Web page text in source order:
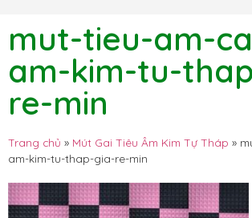
mut-tieu-am-
am-kim-tu-
re-min
Trang chủ » Mút Gai Tiêu Âm Kim Tự Tháp »
am-kim-tu-thap-gia-re-min